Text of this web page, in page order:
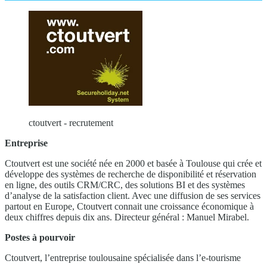
ctoutvert - recrutement
Entreprise
Ctoutvert est une société née en 2000 et basée à Toulouse qui crée et
développe des systèmes de recherche de disponibilité et réservation
en ligne, des outils CRM/CRC, des solutions BI et des systèmes
d’analyse de la satisfaction client. Avec une diffusion de ses services
partout en Europe, Ctoutvert connait une croissance économique à
deux chiffres depuis dix ans. Directeur général : Manuel Mirabel.
Postes à pourvoir
Ctoutvert, l’entreprise toulousaine spécialisée dans l’e-tourisme